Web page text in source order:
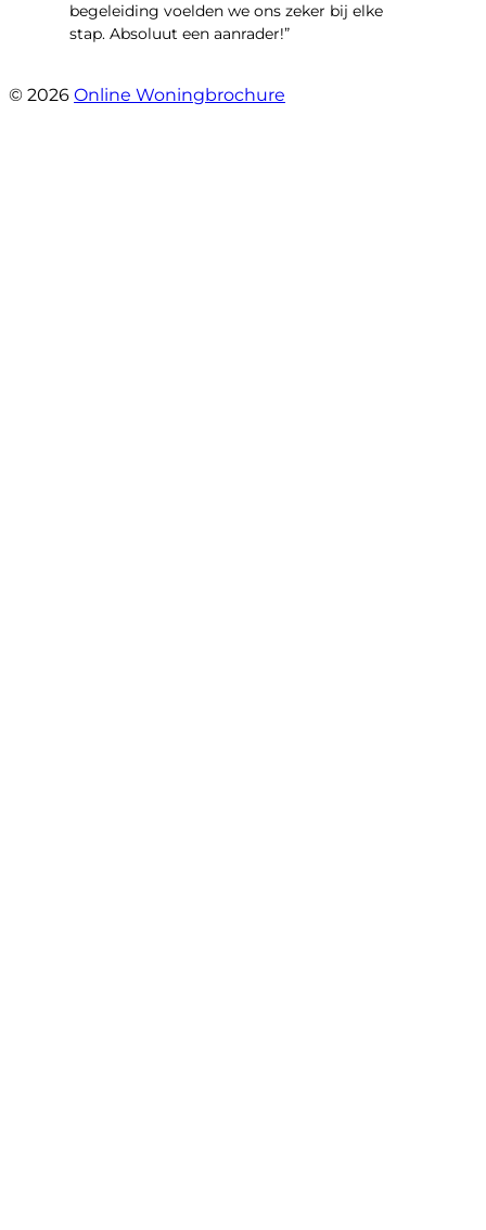
begeleiding voelden we ons zeker bij elke
stap. Absoluut een aanrader!”
© 2026 Online Woningbrochure